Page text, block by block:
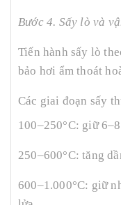
Bước 4. Sấy lò và
Tiến hành sấy lò
bảo hơi ẩm thoát
Các giai đoạn sấy
100–250°C: giữ
250–600°C: tăng
600–1.000°C: giữ